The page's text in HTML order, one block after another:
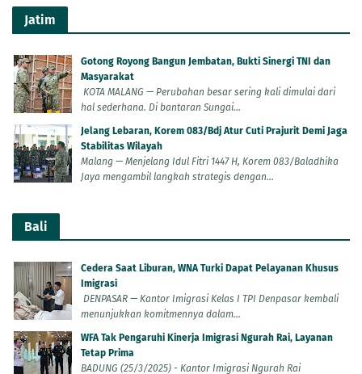
Jatim
Gotong Royong Bangun Jembatan, Bukti Sinergi TNI dan
Masyarakat
KOTA MALANG — Perubahan besar sering kali dimulai dari
hal sederhana. Di bantaran Sungai...
Jelang Lebaran, Korem 083/Bdj Atur Cuti Prajurit Demi Jaga
Stabilitas Wilayah
Malang — Menjelang Idul Fitri 1447 H, Korem 083/Baladhika
Jaya mengambil langkah strategis dengan...
Bali
Cedera Saat Liburan, WNA Turki Dapat Pelayanan Khusus
Imigrasi
DENPASAR — Kantor Imigrasi Kelas I TPI Denpasar kembali
menunjukkan komitmennya dalam...
WFA Tak Pengaruhi Kinerja Imigrasi Ngurah Rai, Layanan
Tetap Prima
BADUNG (25/3/2025) - Kantor Imigrasi Ngurah Rai